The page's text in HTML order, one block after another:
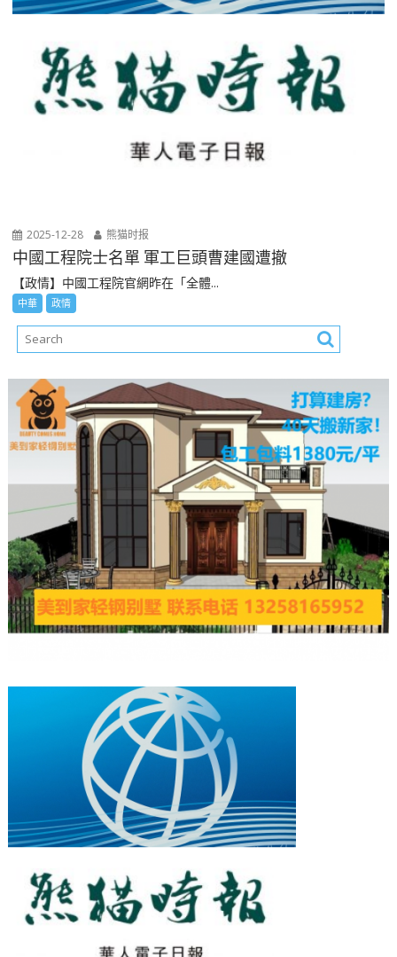
2025-12-28 熊猫时报
中國工程院士名單 軍工巨頭曹建國遭撤
【政情】中國工程院官網昨在「全體...
中華 政情